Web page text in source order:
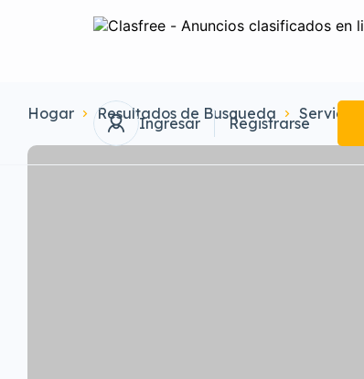
Ingresar Registrarse
Hogar Resultados de Busqueda Servicios